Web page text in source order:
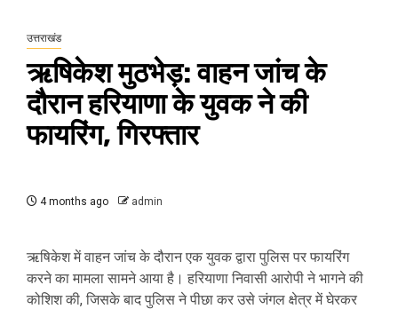
उत्तराखंड
ऋषिकेश मुठभेड़: वाहन जांच के
दौरान हरियाणा के युवक ने की
फायरिंग, गिरफ्तार
4 months ago admin
ऋषिकेश में वाहन जांच के दौरान एक युवक द्वारा पुलिस पर फायरिंग
करने का मामला सामने आया है। हरियाणा निवासी आरोपी ने भागने की
कोशिश की, जिसके बाद पुलिस ने पीछा कर उसे जंगल क्षेत्र में घेरकर